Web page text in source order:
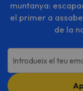
muntanya:
el primer a
de la
Introdueix el teu